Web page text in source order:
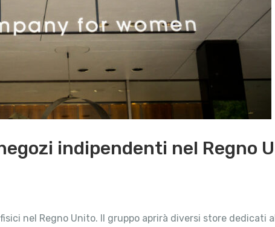
indipendenti nel Regno
nel Regno Unito. Il gruppo aprirà diversi store dedicati